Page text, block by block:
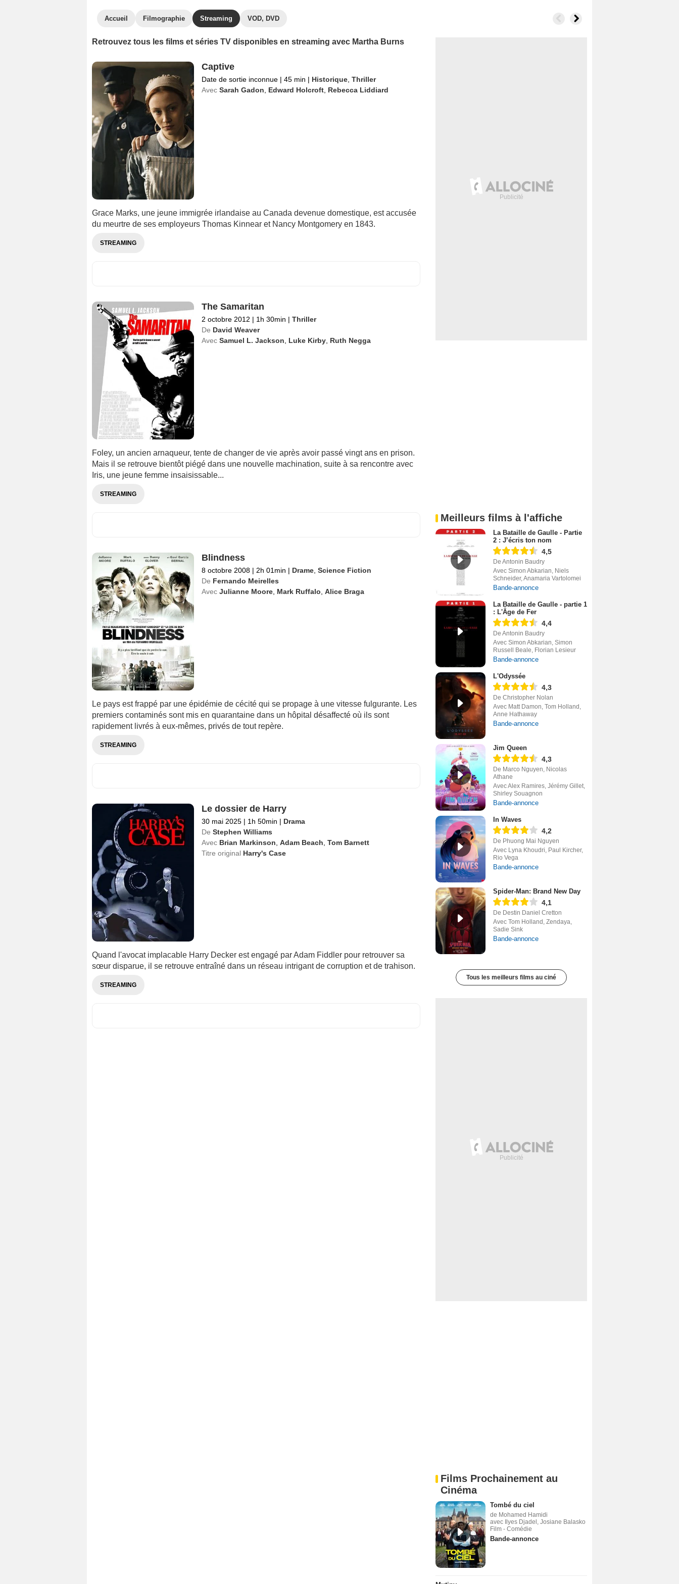
Accueil Filmographie Streaming VOD, DVD
Retrouvez tous les films et séries TV disponibles en streaming avec Martha Burns
Captive
Date de sortie inconnue | 45 min | Historique, Thriller
Avec Sarah Gadon Edward Holcroft, Rebecca Liddiard
Grace Marks, une jeune immigrée irlandaise au Canada devenue domestique, est accusée
du meurtre de ses employeurs Thomas Kinnear et Nancy Montgomery en 1843.
STREAMING
The Samaritan
2 octobre 2012 | 1h 30min | Thriller
De David Weaver
Avec Samuel L. Jackson Luke Kirby, Ruth Negga
Foley, un ancien arnaqueur, tente de changer de vie après avoir passé vingt ans en prison.
Mais il se retrouve bientôt piégé dans une nouvelle machination, suite à sa rencontre avec
Iris, une jeune femme insaisissable...
STREAMING
Blindness
8 octobre 2008 | 2h 01min | Drame, Science Fiction
De Fernando Meirelles
Avec Julianne Moore, Mark Ruffalo Alice Braga
Le pays est frappé par une épidémie de cécité qui se propage à une vitesse fulgurante. Les
premiers contaminés sont mis en quarantaine dans un hôpital désaffecté où ils sont
rapidement livrés à eux-mêmes, privés de tout repère.
STREAMING
Le dossier de Harry
30 mai 2025 | 1h 50min | Drama
De Stephen Williams
Avec Brian Markinson Adam Beach Tom Barnett
Titre original Harry's Case
Quand l'avocat implacable Harry Decker est engagé par Adam Fiddler pour retrouver sa
sœur disparue, il se retrouve entraîné dans un réseau intrigant de corruption et de trahison.
STREAMING
Meilleurs films à l'affiche
La Bataille de Gaulle - Partie
2 : J’écris ton nom
4,5
De Antonin Baudry
Avec Simon Abkarian, Niels
Schneider, Anamaria Vartolomei
Bande-annonce
La Bataille de Gaulle - partie 1
: L'Âge de Fer
4,4
De Antonin Baudry
Avec Simon Abkarian, Simon
Russell Beale, Florian Lesieur
Bande-annonce
L'Odyssée
4,3
De Christopher Nolan
Avec Matt Damon, Tom Holland,
Anne Hathaway
Bande-annonce
Jim Queen
4,3
De Marco Nguyen, Nicolas
Athane
Avec Alex Ramires, Jérémy Gillet,
Shirley Souagnon
Bande-annonce
In Waves
4,2
De Phuong Mai Nguyen
Avec Lyna Khoudri, Paul Kircher,
Rio Vega
Bande-annonce
Spider-Man: Brand New Day
4,1
De Destin Daniel Cretton
Avec Tom Holland, Zendaya,
Sadie Sink
Bande-annonce
Tous les meilleurs films au ciné
Films Prochainement au
Cinéma
Tombé du ciel
de Mohamed Hamidi
avec Ilyes Djadel, Josiane Balasko
Film - Comédie
Bande-annonce